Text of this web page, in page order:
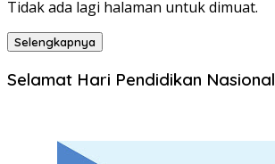
Tidak ada lagi halaman untuk dimuat.
Selengkapnya
Selamat Hari Pendidikan Nasional